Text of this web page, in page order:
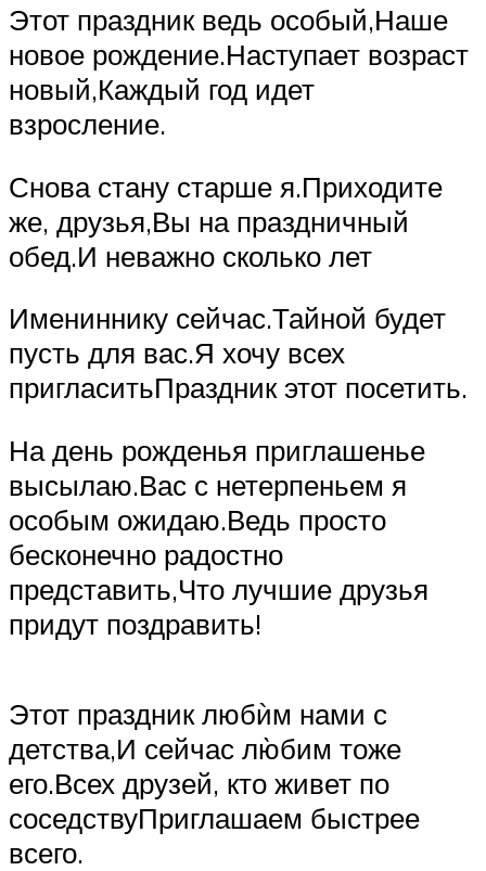
Этот праздник ведь особый,Наше
новое рождение.Наступает возраст
новый,Каждый год идет
взросление.
Снова стану старше я.Приходите
же, друзья,Вы на праздничный
обед.И неважно сколько лет
Имениннику сейчас.Тайной будет
пусть для вас.Я хочу всех
пригласитьПраздник этот посетить.
На день рожденья приглашенье
высылаю.Вас с нетерпеньем я
особым ожидаю.Ведь просто
бесконечно радостно
представить,Что лучшие друзья
придут поздравить!
Этот праздник любѝм нами с
детства,И сейчас лю̀бим тоже
его.Всех друзей, кто живет по
соседствуПриглашаем быстрее
всего.